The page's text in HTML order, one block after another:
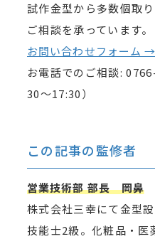
試作金型から多数個取
ご相談を承っています。
お問い合わせフォーム →
お電話でのご相談:
30〜17:30）
この記事の監修者
営業技術部 部長 岡鼻
株式会社三幸にて金型
技能士2級。化粧品・医